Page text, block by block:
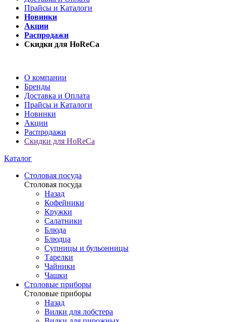
Прайсы и Каталоги
Новинки
Акции
Распродажи
Скидки для HoReCa
О компании
Бренды
Доставка и Оплата
Прайсы и Каталоги
Новинки
Акции
Распродажи
Скидки для HoReCa
Каталог
Столовая посуда
Столовая посуда
Назад
Кофейники
Кружки
Салатники
Блюда
Блюдца
Супницы и бульонницы
Тарелки
Чайники
Чашки
Cтоловые приборы
Cтоловые приборы
Назад
Вилки для лобстера